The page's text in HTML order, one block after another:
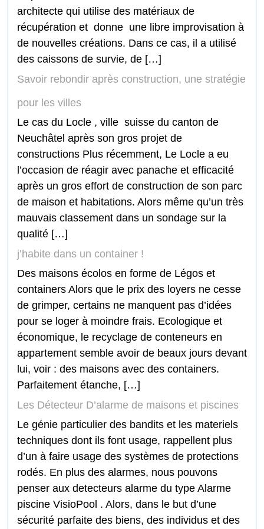
architecte qui utilise des matériaux de
récupération et donne une libre improvisation à
de nouvelles créations. Dans ce cas, il a utilisé
des caissons de survie, de […]
Savoir rebondir après construction, une stratégie
pour les villes
Le cas du Locle , ville suisse du canton de
Neuchâtel après son gros projet de
constructions Plus récemment, Le Locle a eu
l’occasion de réagir avec panache et efficacité
après un gros effort de construction de son parc
de maison et habitations. Alors même qu’un très
mauvais classement dans un sondage sur la
qualité […]
j’habite dans un container !
Des maisons écolos en forme de Légos et
containers Alors que le prix des loyers ne cesse
de grimper, certains ne manquent pas d’idées
pour se loger à moindre frais. Ecologique et
économique, le recyclage de conteneurs en
appartement semble avoir de beaux jours devant
lui, voir : des maisons avec des containers.
Parfaitement étanche, […]
Les Détecteur D’alarme de maisons et piscines
Le génie particulier des bandits et les materiels
techniques dont ils font usage, rappellent plus
d’un à faire usage des systèmes de protections
rodés. En plus des alarmes, nous pouvons
penser aux detecteurs alarme du type Alarme
piscine VisioPool . Alors, dans le but d’une
sécurité parfaite des biens, des individus et des